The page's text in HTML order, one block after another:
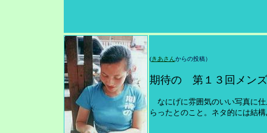
(きあさんからの投稿）
期待の 第１３回メン
なにげに雰囲気のいい写真に
らったとのこと。ネタ的には結